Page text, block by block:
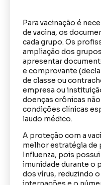
Para vacinação é
de vacina, os
cada grupo. Os
ampliação dos
apresentar
e comprovante
de classe ou
empresa ou
doenças crônicas
condições clínicas
laudo médico.
A proteção com a
melhor estratégia de
Influenza, pois
imunidade durante o
dos vírus, reduzindo